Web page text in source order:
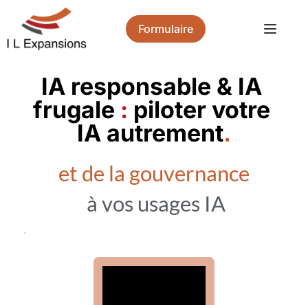
Formulaire
IA responsable & IA
frugale : piloter votre
IA autrement.
et de la gouvernance
à vos usages IA